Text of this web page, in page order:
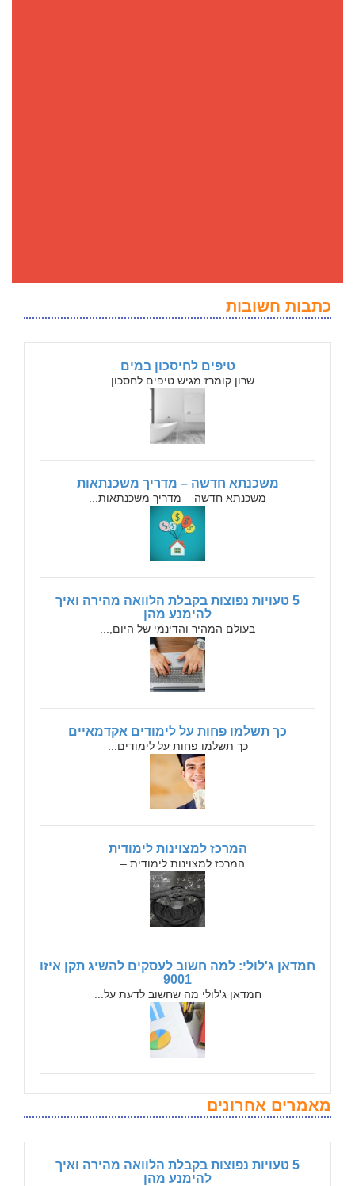
כתבות חשובות
טיפים לחיסכון במים
שרון קומרז מגיש טיפים לחסכון...
משכנתא חדשה – מדריך משכנתאות
משכנתא חדשה – מדריך משכנתאות...
5 טעויות נפוצות בקבלת הלוואה מהירה ואיך
להימנע מהן
בעולם המהיר והדינמי של היום,...
כך תשלמו פחות על לימודים אקדמאיים
כך תשלמו פחות על לימודים...
המרכז למצוינות לימודית
המרכז למצוינות לימודית –...
חמדאן ג'לולי: למה חשוב לעסקים להשיג תקן איזו
9001
חמדאן ג'לולי מה שחשוב לדעת על...
מאמרים אחרונים
5 טעויות נפוצות בקבלת הלוואה מהירה ואיך
להימנע מהן